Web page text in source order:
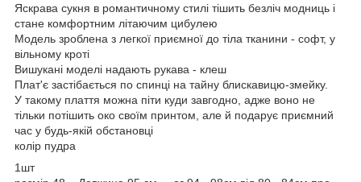
Яскрава сукня в романтичному стилі тішить безліч модниць і
стане комфортним літаючим цибулею
Модель зроблена з легкої приємної до тіла тканини - софт, у
вільному кроті
Вишукані моделі надають рукава - клеш
Плат'є застібається по спинці на тайну блискавицю-змейку.
У такому плаття можна піти куди завгодно, адже воно не
тільки потішить око своїм принтом, але й подарує приємний
час у будь-якій обстановці
колір пудра
1шт